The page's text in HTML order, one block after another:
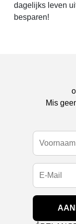
dagelijks leven
besparen!
Mis